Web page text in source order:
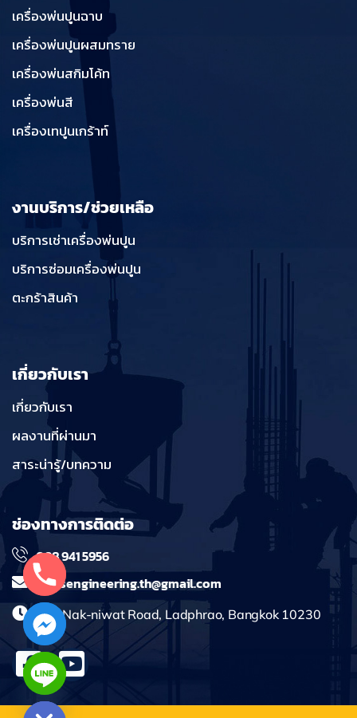
เครื่องพ่นปูนฉาบ
เครื่องพ่นปูนผสมทราย
เครื่องพ่นสกิมโค้ท
เครื่องพ่นสี
เครื่องเทปูนเกร้าท์
งานบริการ/ช่วยเหลือ
บริการเช่าเครื่องพ่นปูน
บริการซ่อมเครื่องพ่นปูน
ตะกร้าสินค้า
เกี่ยวกับเรา
เกี่ยวกับเรา
ผลงานที่ผ่านมา
สาระน่ารู้/บทความ
ช่องทางการติดต่อ
098 941 5956
massengineering.th@gmail.com
241 Nak-niwat Road, Ladphrao, Bangkok 10230
Hide
chaty